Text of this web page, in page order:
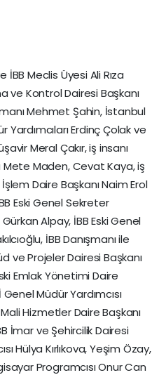
İBB Meclis Üyesi Ali Rıza
ve Kontrol Dairesi Başkanı
Mehmet Şahin, İstanbul
Erdinç Çolak ve
Meral Çakır, iş insanı
Mete Maden, Cevat Kaya, iş
Daire Başkanı Naim Erol
Eski Genel Sekreter
Alpay, İBB Eski Genel
İBB Danışmanı ile
ve Projeler Dairesi Başkanı
Emlak Yönetimi Daire
Müdür Yardımcısı
Hizmetler Daire Başkanı
İmar ve Şehircilik Dairesi
Hülya Kırlıkova, Yeşim Özay,
Programcısı Onur Can